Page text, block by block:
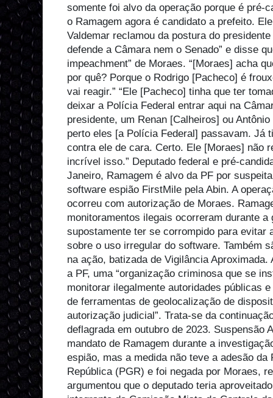
somente foi alvo da operação porque é pré-
o Ramagem agora é candidato a prefeito.
Valdemar reclamou da postura do
defende a Câmara nem o Senado” e disse
impeachment” de Moraes. “[Moraes] acha
por quê? Porque o Rodrigo [Pacheco] é
vai reagir.” “Ele [Pacheco] tinha que ter
deixar a Polícia Federal entrar aqui na
presidente, um Renan [Calheiros] ou
perto eles [a Polícia Federal] passavam. Já
contra ele de cara. Certo. Ele [Moraes] não
incrível isso.” Deputado federal e pré-
Janeiro, Ramagem é alvo da PF por
software espião FirstMile pela Abin. A
ocorreu com autorização de Moraes.
monitoramentos ilegais ocorreram durante a
supostamente ter se corrompido para evitar
sobre o uso irregular do software. Também
na ação, batizada de Vigilância
a PF, uma “organização criminosa que se
monitorar ilegalmente autoridades públicas
de ferramentas de geolocalização de
autorização judicial”. Trata-se da
deflagrada em outubro de 2023. Suspensão
mandato de Ramagem durante a
espião, mas a medida não teve a adesão da
República (PGR) e foi negada por Moraes,
argumentou que o deputado teria